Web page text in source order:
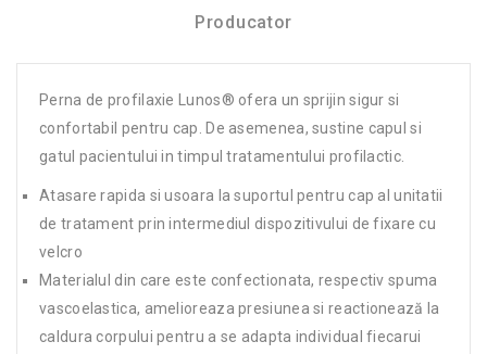
Producator
Perna de profilaxie Lunos® ofera un sprijin sigur si
confortabil pentru cap. De asemenea, sustine capul si
gatul pacientului in timpul tratamentului profilactic.
Atasare rapida si usoara la suportul pentru cap al unitatii
de tratament prin intermediul dispozitivului de fixare cu
velcro
Materialul din care este confectionata, respectiv spuma
vascoelastica, amelioreaza presiunea si reactionează la
caldura corpului pentru a se adapta individual fiecarui